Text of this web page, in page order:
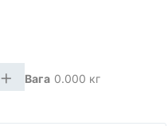
+ Вага 0.000 кг